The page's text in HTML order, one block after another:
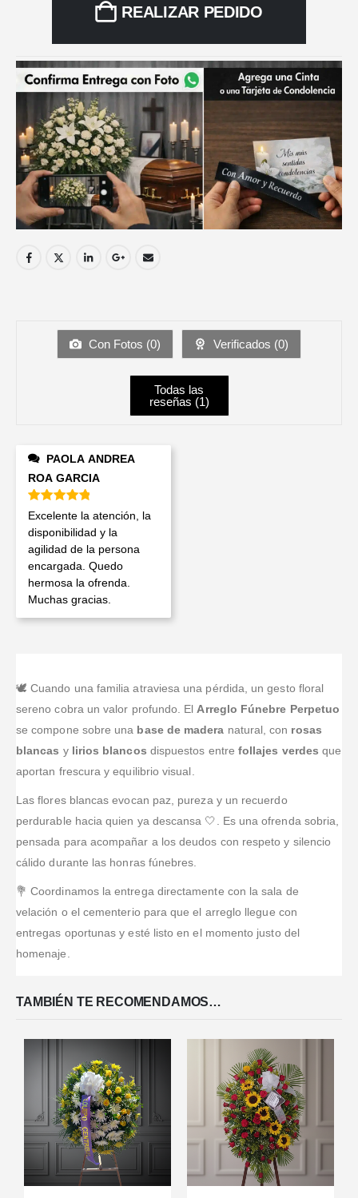
REALIZAR PEDIDO
Con Fotos (0) Verificados (0)
Todas las
reseñas (1)
ROA GARCIA
Valorado en5de 5
Excelente la atención, la
disponibilidad y la
agilidad de la persona
encargada. Quedo
hermosa la ofrenda.
Muchas gracias.
🕊️ Cuando una familia atraviesa una pérdida, un gesto floral
sereno cobra un valor profundo. El Arreglo Fúnebre Perpetuo
se compone sobre una base de madera natural, con rosas
blancas y lirios blancos dispuestos entre follajes verdes que
aportan frescura y equilibrio visual.
Las flores blancas evocan paz, pureza y un recuerdo
perdurable hacia quien ya descansa 🤍. Es una ofrenda sobria,
pensada para acompañar a los deudos con respeto y silencio
cálido durante las honras fúnebres.
💐 Coordinamos la entrega directamente con la sala de
velación o el cementerio para que el arreglo llegue con
entregas oportunas y esté listo en el momento justo del
homenaje.
TAMBIÉN TE RECOMENDAMOS…